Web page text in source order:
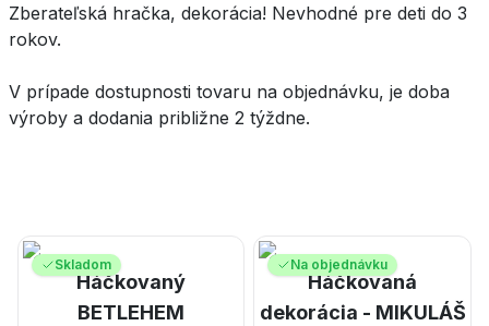
Zberateľská hračka, dekorácia! Nevhodné pre deti do 3
rokov.
V prípade dostupnosti tovaru na objednávku, je doba
výroby a dodania približne 2 týždne.
Skladom
Háčkovaný
BETLEHEM
Na objednávku
Háčkovaná
dekorácia - MIKULÁŠ